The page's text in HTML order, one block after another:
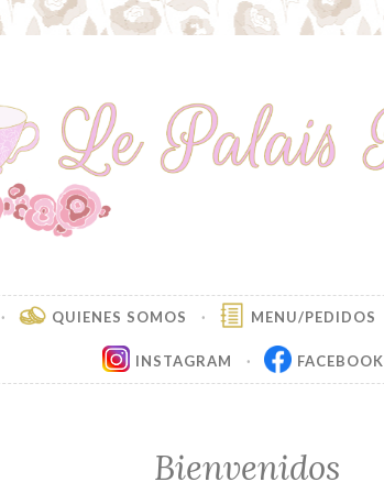
Rose
QUIENES SOMOS MENU/PEDIDOS
INSTAGRAM FACEBOOK
Bienvenidos